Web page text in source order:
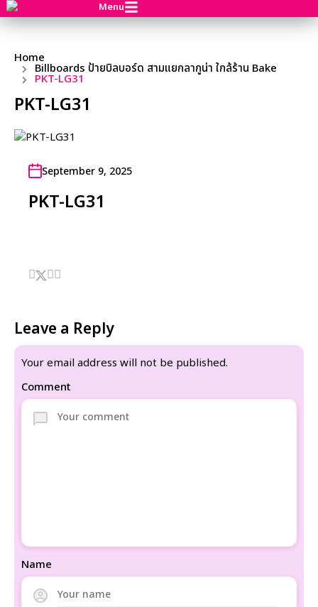
Menu
Home
Billboards ป้ายบิลบอร์ด สามแยกลากูน่า ใกล้ร้าน Bake
PKT-LG31
PKT-LG31
September 9, 2025
PKT-LG31
Leave a Reply
Your email address will not be published.
Comment
Name